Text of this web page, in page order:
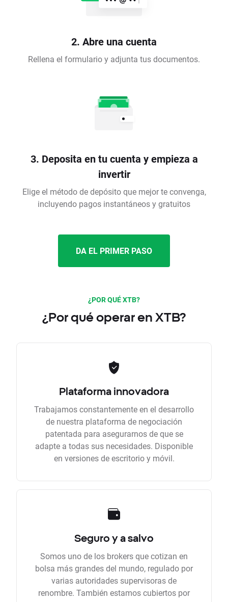
2. Abre una cuenta
Rellena el formulario y adjunta tus documentos.
3. Deposita en tu cuenta y empieza a
invertir
Elige el método de depósito que mejor te convenga,
incluyendo pagos instantáneos y gratuitos
DA EL PRIMER PASO
¿POR QUÉ XTB?
¿Por qué operar en XTB?
Plataforma innovadora
Trabajamos constantemente en el desarrollo
de nuestra plataforma de negociación
patentada para asegurarnos de que se
adapte a todas sus necesidades. Disponible
en versiones de escritorio y móvil.
Seguro y a salvo
Somos uno de los brokers que cotizan en
bolsa más grandes del mundo, regulado por
varias autoridades supervisoras de
renombre. También estamos cubiertos por